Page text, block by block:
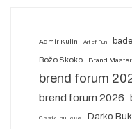
Admir Kulin Art of Fun
Božo Skoko Brand
brend forum
brend forum 2026
Carwiz rent a car Darko